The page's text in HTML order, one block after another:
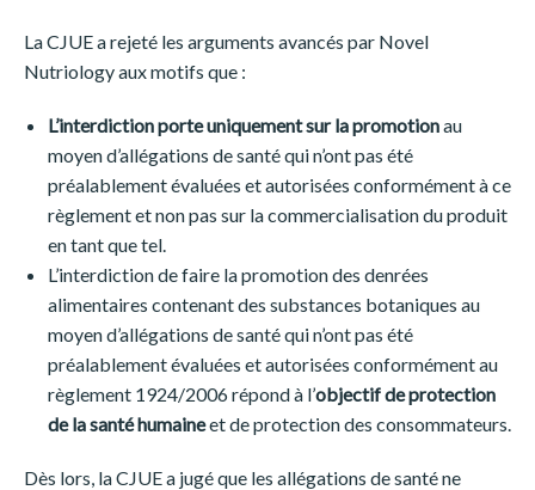
La CJUE a rejeté les arguments avancés par Novel
Nutriology aux motifs que :
L’interdiction porte uniquement sur la promotionau
moyen d’allégations de santé qui n’ont pas été
préalablement évaluées et autorisées conformément à ce
règlement et non pas sur la commercialisation du produit
en tant que tel.
L’interdiction de faire la promotion des denrées
alimentaires contenant des substances botaniques au
moyen d’allégations de santé qui n’ont pas été
préalablement évaluées et autorisées conformément au
règlement 1924/2006 répond à l’objectif de protection
de la santé humaineet de protection des consommateurs.
Dès lors, la CJUE a jugé que les allégations de santé ne